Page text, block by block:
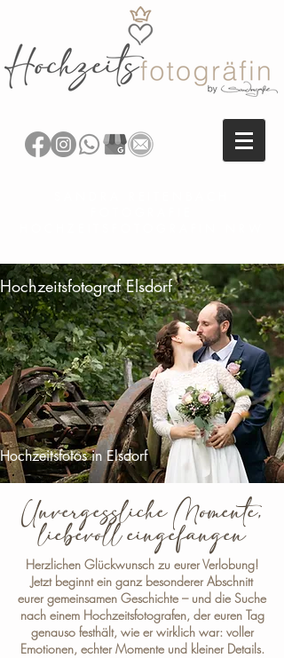
Hochzeitsfotograf Elsdorf
Hochzeitsfotos in Elsdorf
Unvergessliche Momente,
liebevoll eingefangen
Herzlichen Glückwunsch zu eurer Verlobung!
Jetzt beginnt ein ganz besonderer Abschnitt
eurer gemeinsamen Geschichte – und die Suche
nach einem Hochzeitsfotografen, der euren Tag
genauso festhält, wie er wirklich war: voller
Emotionen, echter Momente und kleiner Details.